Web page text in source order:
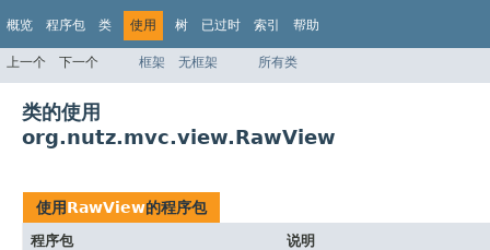
概览 程序包 类 使用 树 已过时 索引 帮助
上一个 下一个 框架 无框架 所有类
类的使用
org.nutz.mvc.view.RawView
使用RawView的程序包
程序包
说明